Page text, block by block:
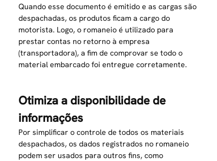
Quando esse documento é emitido e as cargas são
despachadas, os produtos ficam a cargo do
motorista. Logo, o romaneio é utilizado para
prestar contas no retorno à empresa
(transportadora), a fim de comprovar se todo o
material embarcado foi entregue corretamente.
Otimiza a disponibilidade de
informações
Por simplificar o controle de todos os materiais
despachados, os dados registrados no romaneio
podem ser usados para outros fins, como